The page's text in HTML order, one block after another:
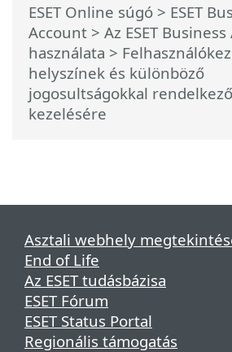
ESET Online súgó > ESET
Account > Az ESET
használata >
helyszínek és különböző
jogosultságokkal
kezelésére
Asztali webhely
End of Life
Az ESET tudásbázisa
ESET Fórum
ESET Status Portal
Regionális támogatás